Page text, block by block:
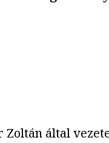
által